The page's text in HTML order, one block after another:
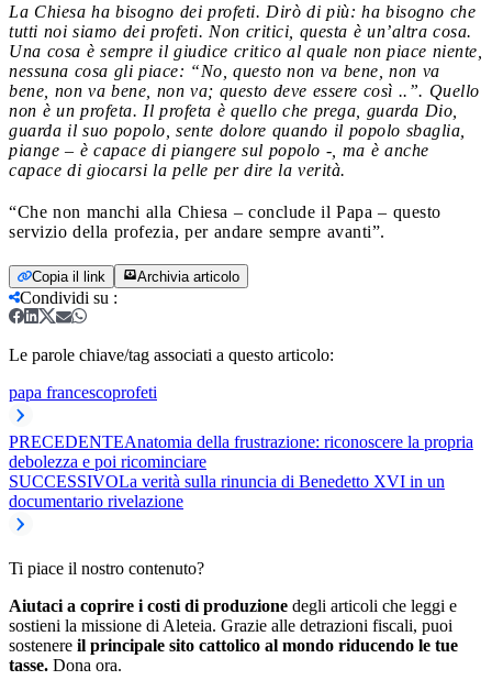
La Chiesa ha bisogno dei profeti. Dirò di più: ha bisogno che
tutti noi siamo dei profeti. Non critici, questa è un’altra cosa.
Una cosa è sempre il giudice critico al quale non piace niente,
nessuna cosa gli piace: “No, questo non va bene, non va
bene, non va bene, non va; questo deve essere così ..”. Quello
non è un profeta. Il profeta è quello che prega, guarda Dio,
guarda il suo popolo, sente dolore quando il popolo sbaglia,
piange – è capace di piangere sul popolo -, ma è anche
capace di giocarsi la pelle per dire la verità.
“Che non manchi alla Chiesa – conclude il Papa – questo
servizio della profezia, per andare sempre avanti”.
Copia il link Archivia articolo
Condividi su :
Le parole chiave/tag associati a questo articolo:
papa francescoprofeti
PRECEDENTEAnatomia della frustrazione: riconoscere la propria
debolezza e poi ricominciare
SUCCESSIVOLa verità sulla rinuncia di Benedetto XVI in un
documentario rivelazione
Ti piace il nostro contenuto?
Aiutaci a coprire i costi di produzione degli articoli che leggi e
sostieni la missione di Aleteia. Grazie alle detrazioni fiscali, puoi
sostenere il principale sito cattolico al mondo riducendo le tue
tasse. Dona ora.